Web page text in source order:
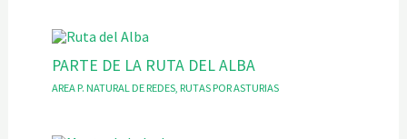
PARTE DE LA RUTA DEL ALBA
AREA P. NATURAL DE REDES, RUTAS POR ASTURIAS